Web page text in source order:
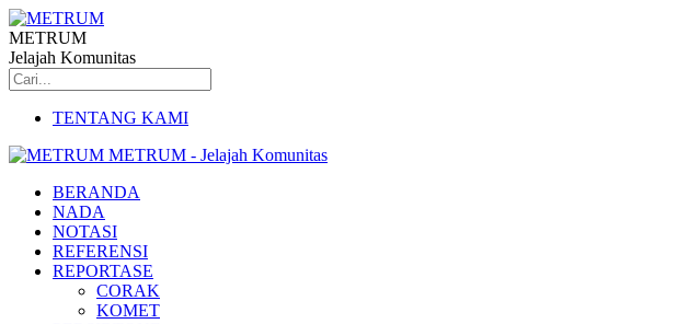
METRUM
Jelajah Komunitas
TENTANG KAMI
METRUM - Jelajah Komunitas
BERANDA
NADA
NOTASI
REFERENSI
REPORTASE
CORAK
KOMET